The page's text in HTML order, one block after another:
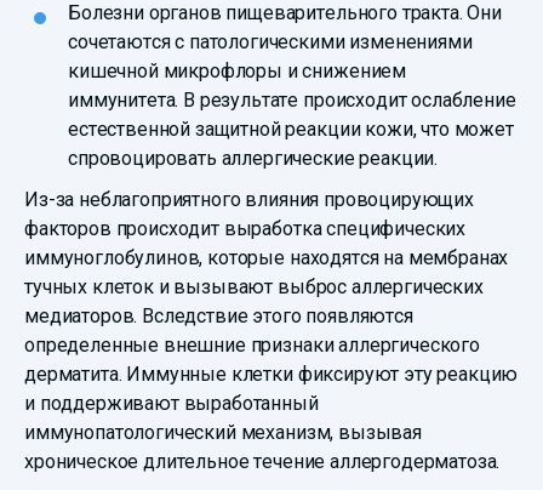
Болезни органов пищеварительного тракта. Они
сочетаются с патологическими изменениями
кишечной микрофлоры и снижением
иммунитета. В результате происходит ослабление
естественной защитной реакции кожи, что может
спровоцировать аллергические реакции.
Из-за неблагоприятного влияния провоцирующих
факторов происходит выработка специфических
иммуноглобулинов, которые находятся на мембранах
тучных клеток и вызывают выброс аллергических
медиаторов. Вследствие этого появляются
определенные внешние признаки аллергического
дерматита. Иммунные клетки фиксируют эту реакцию
и поддерживают выработанный
иммунопатологический механизм, вызывая
хроническое длительное течение аллергодерматоза.